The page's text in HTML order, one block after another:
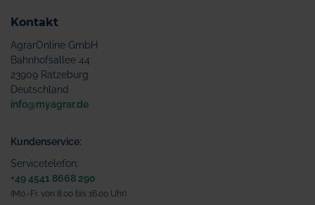
Kontakt
AgrarOnline GmbH
Bahnhofsallee 44
23909 Ratzeburg
Deutschland
info@myagrar.de
Kundenservice:
Servicetelefon:
+49 4541 8668 290
(Mo.-Fr. von 8.00 bis 16.00 Uhr)